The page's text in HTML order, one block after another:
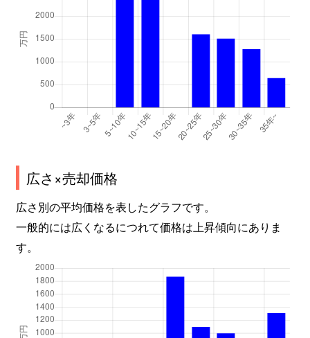
広さ×売却価格
広さ別の平均価格を表したグラフです。
一般的には広くなるにつれて価格は上昇傾向にありま
す。